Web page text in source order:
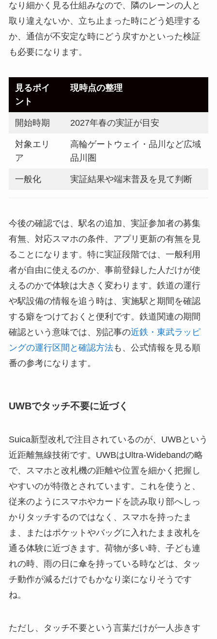
なり細かく見る仕組みなので、隣のレーンの人と
取り違えないか、立ち止まった時にどう処理する
か、通信が不安定な時にどう戻すかといった検証
も必要になります。
見るポイ
ント
現時点の整理
開始時期 2027年春の実証が目安
対象エリ
ア
高輪ゲートウェイ・品川など広域
品川圏
一般化 実証結果や端末普及を見て判断
今後の確認では、駅名の追加、実証参加者の募集
有無、対応スマホの条件、アプリ更新の有無を見
ることになります。特に実証段階では、一般利用
者が自由に使えるのか、事前登録した人だけが使
えるのかで体験は大きく変わります。鉄道の運行
や駅設備の情報を追う時は、実施駅と期間を確認
する癖をつけておくと便利です。鉄道関連の期間
確認という意味では、別記事の近鉄・東武ラッピ
ングの運行区間と確認方法も、公式情報を見る順
番の参考になります。
UWBでタッチ不要に近づく
Suica新型改札で注目されているのが、UWBという
近距離無線技術です。UWBはUltra-Widebandの略
で、スマホと改札機の距離や位置を細かく把握し
やすいのが特徴とされています。これを使うと、
従来のようにスマホやカードを読み取り部へしっ
かりタッチするのではなく、スマホを持ったま
ま、またはポケットやバッグに入れたまま改札を
通る体験に近づきます。荷物が多い時、子ども連
れの時、雨の日に傘を持っている時などは、タッ
チ動作が減るだけでもかなり楽になりそうです
ね。
ただし、タッチ不要という言葉だけが一人歩きす